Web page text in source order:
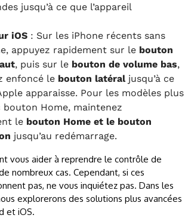
jusqu’à ce que l’appareil
iOS : Sur les iPhone récents sans
appuyez rapidement sur le bouton
, puis sur le bouton de volume bas,
enfoncé le bouton latéraljusqu’à ce
apparaisse. Pour les modèles plus
bouton Home, maintenez
le bouton Home et le bouton
jusqu’au redémarrage.
vous aider à reprendre le contrôle de
nombreux cas. Cependant, si ces
pas, ne vous inquiétez pas. Dans les
explorerons des solutions plus avancées
et iOS.